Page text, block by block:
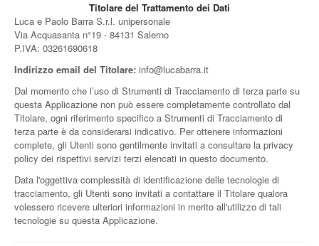
Titolare del Trattamento dei Dati
Luca e Paolo Barra S.r.l. unipersonale
Via Acquasanta n°19 - 84131 Salerno
P.IVA: 03261690618
Indirizzo email del Titolare: info@lucabarra.it
Dal momento che l’uso di Strumenti di Tracciamento di terza parte su
questa Applicazione non può essere completamente controllato dal
Titolare, ogni riferimento specifico a Strumenti di Tracciamento di
terza parte è da considerarsi indicativo. Per ottenere informazioni
complete, gli Utenti sono gentilmente invitati a consultare la privacy
policy dei rispettivi servizi terzi elencati in questo documento.
Data l'oggettiva complessità di identificazione delle tecnologie di
tracciamento, gli Utenti sono invitati a contattare il Titolare qualora
volessero ricevere ulteriori informazioni in merito all'utilizzo di tali
tecnologie su questa Applicazione.